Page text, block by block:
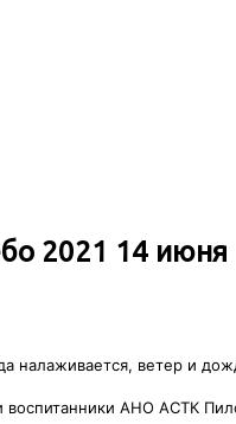
2021 14 июня
налаживается, ветер и
АНО АСТК